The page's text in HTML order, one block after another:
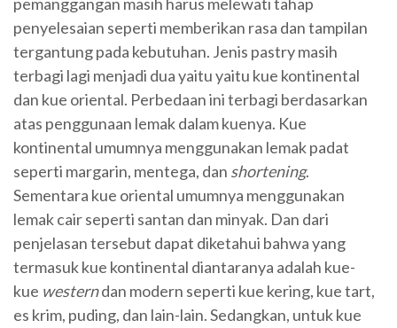
penyelesaian seperti memberikan rasa dan tampilan
tergantung pada kebutuhan. Jenis pastry masih
terbagi lagi menjadi dua yaitu yaitu kue kontinental
dan kue oriental. Perbedaan ini terbagi berdasarkan
atas penggunaan lemak dalam kuenya. Kue
kontinental umumnya menggunakan lemak padat
seperti margarin, mentega, dan shortening.
Sementara kue oriental umumnya menggunakan
lemak cair seperti santan dan minyak. Dan dari
penjelasan tersebut dapat diketahui bahwa yang
termasuk kue kontinental diantaranya adalah kue-
kue westerndan modern seperti kue kering, kue tart,
es krim, puding, dan lain-lain. Sedangkan, untuk kue